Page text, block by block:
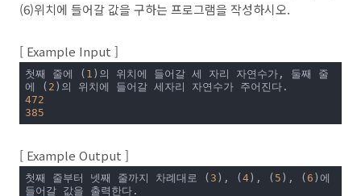
(6)위치에 들어갈 값을 구하는 프로그램을 작성하시오.
[ Example Input ]
첫째 줄에 ( 1 )의 위치에 들어갈 세 자리 자연수가, 둘째 줄
에 ( 2
472
385
[ Example Output ]
첫째 줄부터 넷째 줄까지 차례대로 ( 3 ), (4), ( 5 ), (6 )에